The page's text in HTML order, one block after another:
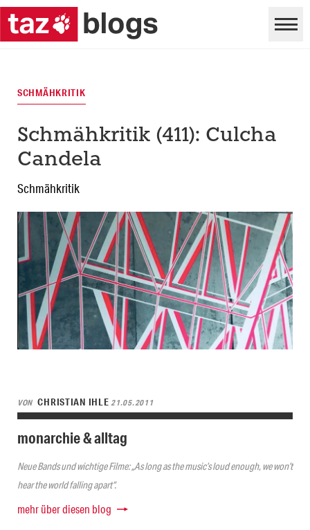
SCHMÄHKRITIK
Schmähkritik (411): Culcha
Candela
Schmähkritik
VON CHRISTIAN IHLE21.05.2011
monarchie & alltag
Neue Bands und wichtige Filme: „As long as the music’s loud enough, we won’t
hear the world falling apart“.
mehr über diesen blog